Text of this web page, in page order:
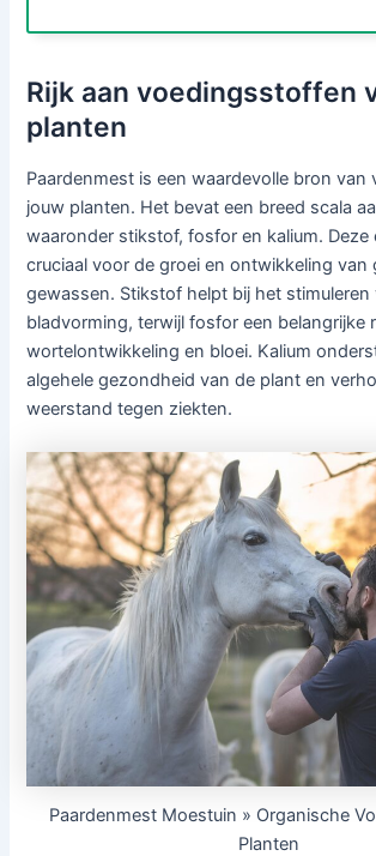
Rijk aan voedingsstoffen
planten
Paardenmest is een waardevolle bron van
jouw planten. Het bevat een breed scala
waaronder stikstof, fosfor en kalium. Deze
cruciaal voor de groei en ontwikkeling van
gewassen. Stikstof helpt bij het stimuleren
bladvorming, terwijl fosfor een belangrijke
wortelontwikkeling en bloei. Kalium
algehele gezondheid van de plant en
weerstand tegen ziekten.
Paardenmest Moestuin » Organische
Planten